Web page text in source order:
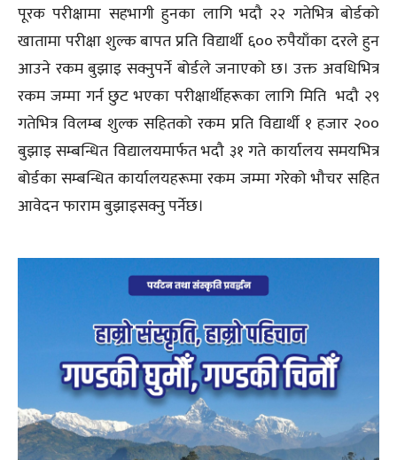
पूरक परीक्षामा सहभागी हुनका लागि भदौ २२ गतेभित्र बोर्डको
खातामा परीक्षा शुल्क बापत प्रति विद्यार्थी ६०० रुपैयाँका दरले हुन
आउने रकम बुझाइ सक्नुपर्ने बोर्डले जनाएको छ। उक्त अवधिभित्र
रकम जम्मा गर्न छुट भएका परीक्षार्थीहरूका लागि मिति भदौ २९
गतेभित्र विलम्ब शुल्क सहितको रकम प्रति विद्यार्थी १ हजार २००
बुझाइ सम्बन्धित विद्यालयमार्फत भदौ ३१ गते कार्यालय समयभित्र
बोर्डका सम्बन्धित कार्यालयहरूमा रकम जम्मा गरेको भौचर सहित
आवेदन फाराम बुझाइसक्नु पर्नेछ।